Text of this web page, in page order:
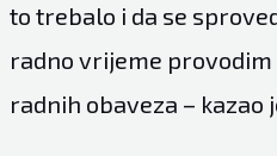
to trebalo i da se
radno vrijeme
radnih obaveza – kazao